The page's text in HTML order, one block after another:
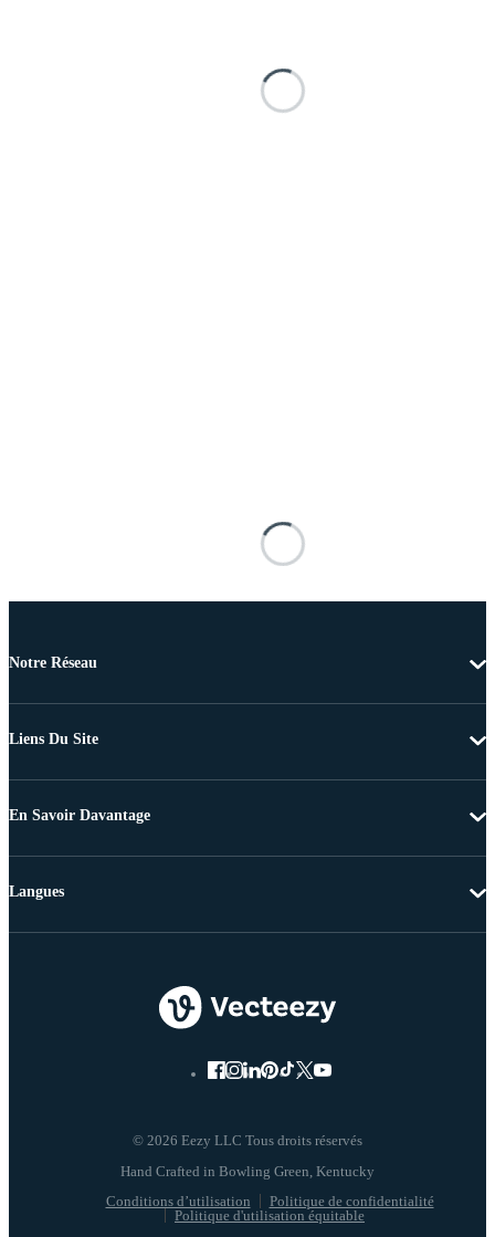
Notre Réseau
Liens Du Site
En Savoir Davantage
© 2026 Eezy LLC Tous droits réservés
Conditions d’utilisation
Politique de confidentialité
Politique d'utilisation équitable
Langues